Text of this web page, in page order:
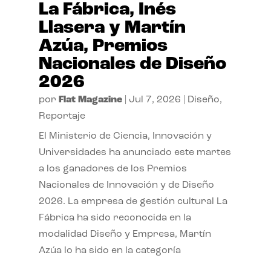
La Fábrica, Inés
Llasera y Martín
Azúa, Premios
Nacionales de Diseño
2026
por Flat Magazine| Jul 7, 2026 Diseño,
Reportaje
El Ministerio de Ciencia, Innovación y
Universidades ha anunciado este martes
a los ganadores de los Premios
Nacionales de Innovación y de Diseño
2026. La empresa de gestión cultural La
Fábrica ha sido reconocida en la
modalidad Diseño y Empresa, Martín
Azúa lo ha sido en la categoría